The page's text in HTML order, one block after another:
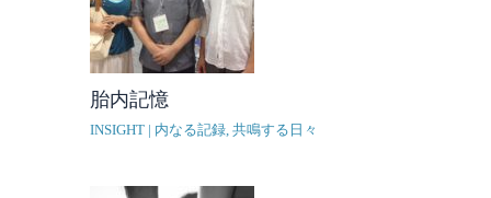
胎内記憶
INSIGHT | 内なる記録, 共鳴する日々